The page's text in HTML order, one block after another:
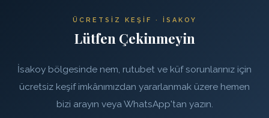
ÜCRETSIZ KEŞIF · İSAKOY
Lütfen Çekinmeyin
İsakoy bölgesinde nem, rutubet ve küf sorunlarınız için
ücretsiz keşif imkânımızdan yararlanmak üzere hemen
bizi arayın veya WhatsApp'tan yazın.